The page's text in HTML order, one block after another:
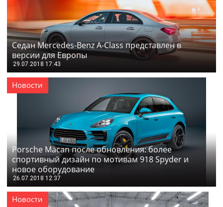
Седан Mercedes-Benz A-Class представлен в
версии для Европы
29.07.2018 17:43
Новости
Porsche Macan после обновления: более
спортивный дизайн по мотивам 918 Spyder и
новое оборудование
26.07.2018 12:37
Новости